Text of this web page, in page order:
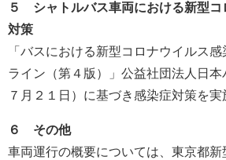
５ シャトルバス車両における新型コ
対策
「バスにおける新型コロナウイルス
ライン（第４版）」公益社団法人日
７月２１日）に基づき感染症対策を
６ その他
車両運行の概要については、東京都新